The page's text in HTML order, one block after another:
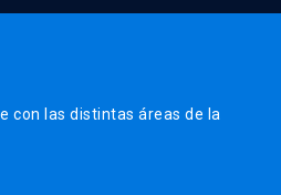
con las distintas áreas de la